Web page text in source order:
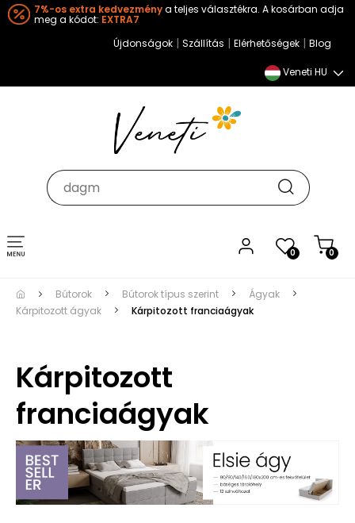
7%-os extra kedvezménya teljes választékra. A kosárban adja
meg a kódot: EXTRA7
Újdonságok | Szállítás | Elérhetőségek | Blog
Veneti HU
0 0
Toggle
navigation
Bútorok Bútorok típus szerint
Ágyak
Kárpitozott ágyak
Kárpitozott franciaágyak
Kárpitozott
franciaágyak